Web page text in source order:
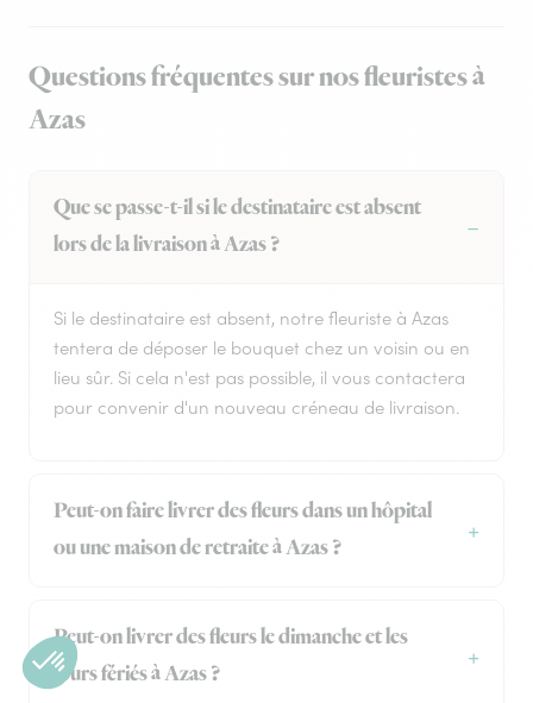
Questions fréquentes sur nos fleuristes à
Azas
Que se passe-t-il si le destinataire est absent
lors de la livraison à Azas ?
Si le destinataire est absent, notre fleuriste à Azas
tentera de déposer le bouquet chez un voisin ou en
lieu sûr. Si cela n'est pas possible, il vous contactera
pour convenir d'un nouveau créneau de livraison.
Peut-on faire livrer des fleurs dans un hôpital
ou une maison de retraite à Azas ?
Peut-on livrer des fleurs le dimanche et les
jours fériés à Azas ?